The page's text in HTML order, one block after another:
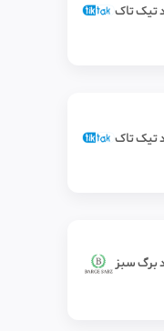
تیک‌ تاک
تیک‌ تاک
برگ سبز